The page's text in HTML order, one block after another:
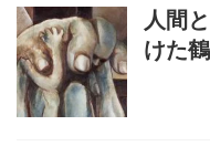
人間
けた